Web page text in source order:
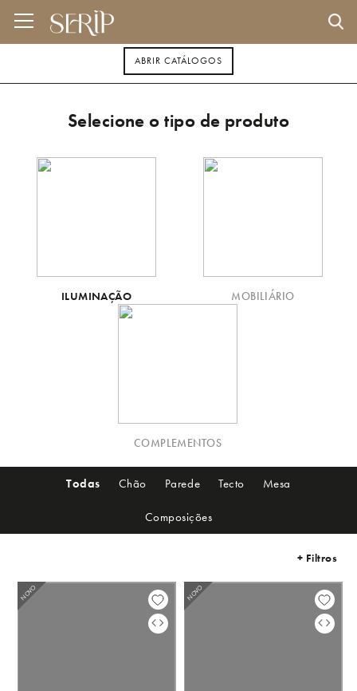
ABRIR CATÁLOGOS
Selecione o tipo de produto
ILUMINAÇÃO MOBILIÁRIO
COMPLEMENTOS
Todas Chão Parede Tecto Mesa
Composições
+ Filtros
NOVO NOVO
NOVO